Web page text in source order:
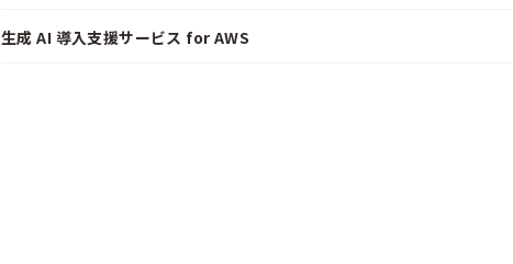
生成 AI 導入支援サービス for AWS